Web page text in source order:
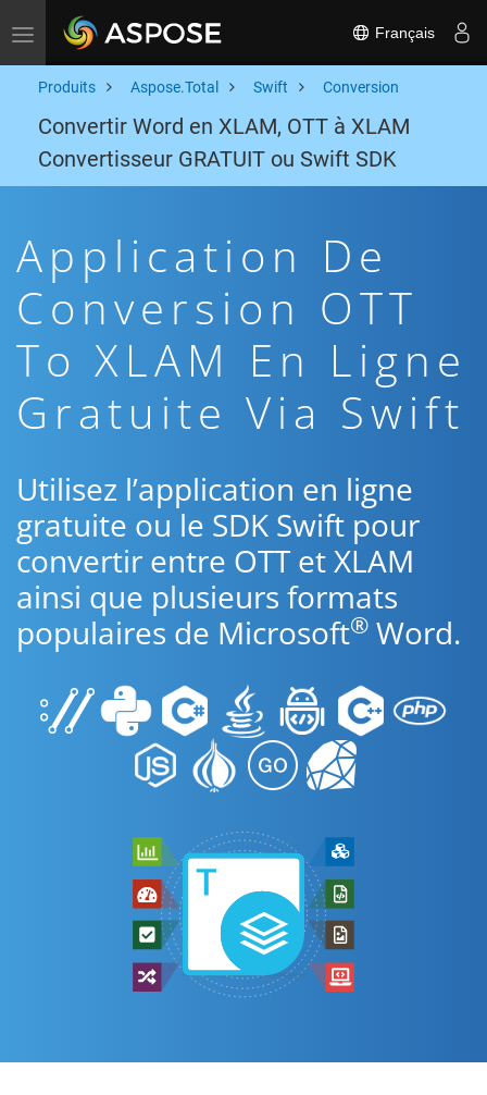
Toggle navigation Français
Produits Aspose.Total Swift Conversion
Convertir Word en XLAM, OTT à XLAM
Convertisseur GRATUIT ou Swift SDK
Application De
Conversion OTT
To XLAM En Ligne
Gratuite Via Swift
Utilisez l’application en ligne
gratuite ou le SDK Swift pour
convertir entre OTT et XLAM
ainsi que plusieurs formats
populaires de Microsoft® Word.